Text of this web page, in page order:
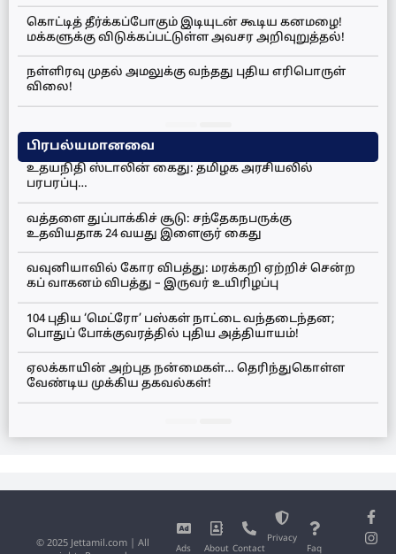
கொட்டித் தீர்க்கப்போகும் இடியுடன் கூடிய கனமழை!
மக்களுக்கு விடுக்கப்பட்டுள்ள அவசர அறிவுறுத்தல்!
நள்ளிரவு முதல் அமலுக்கு வந்தது புதிய எரிபொருள்
விலை!
பிரபல்யமானவை
உதயநிதி ஸ்டாலின் கைது: தமிழக அரசியலில்
பரபரப்பு…
வத்தளை துப்பாக்கிச் சூடு: சந்தேகநபருக்கு
உதவியதாக 24 வயது இளைஞர் கைது
வவுனியாவில் கோர விபத்து: மரக்கறி ஏற்றிச் சென்ற
கப் வாகனம் விபத்து – இருவர் உயிரிழப்பு
104 புதிய ‘மெட்ரோ’ பஸ்கள் நாட்டை வந்தடைந்தன;
பொதுப் போக்குவரத்தில் புதிய அத்தியாயம்!
ஏலக்காயின் அற்புத நன்மைகள்… தெரிந்துகொள்ள
வேண்டிய முக்கிய தகவல்கள்!
Ads About Contact
Privacy
Faq
© 2025 Jettamil.com | All